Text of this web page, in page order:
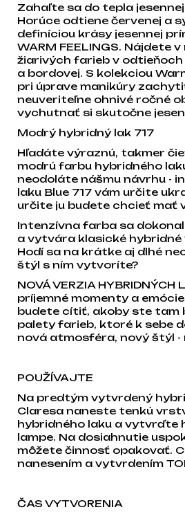
Zahaľte sa do tepla
Horúce odtiene červenej a
definíciou krásy jesennej
WARM FEELINGS. Nájdete
žiarivých farieb v odtieňoch
a bordovej. S kolekciou
pri úprave manikúry
neuveriteľne ohnivé ročné
vychutnať si skutočne
Modrý hybridný lak 717
Hľadáte výraznú, takmer
modrú farbu hybridného
neodoláte nášmu návrhu -
laku Blue 717 vám určite
určite ju budete chcieť mať
Intenzívna farba sa
a vytvára klasické
Hodí sa na krátke aj dlhé
štýl s ním vytvoríte?
NOVÁ VERZIA HYBRIDNÝCH
príjemné momenty a
budete cítiť, akoby ste tam
palety farieb, ktoré k sebe
nová atmosféra, nový štýl -
POUŽÍVAJTE
Na predtým vytvrdený
Claresa naneste tenkú
hybridného laku a vytvrďte
lampe. Na dosiahnutie
môžete činnosť opakovať.
nanesením a vytvrdením
ČAS VYTVORENIA